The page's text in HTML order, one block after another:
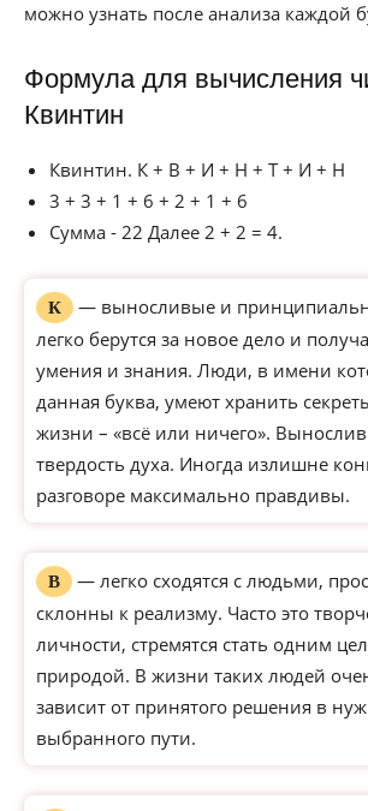
можно узнать после анализа каждой
Формула для вычисления
Квинтин
Квинтин. К + В + И + Н + Т + И + Н
3 + 3 + 1 + 6 + 2 + 1 + 6
Сумма - 22 Далее 2 + 2 = 4.
К
— выносливые и
легко берутся за новое дело и
умения и знания. Люди, в имени
данная буква, умеют хранить
жизни – «всё или ничего».
твердость духа. Иногда излишне
разговоре максимально правдивы.
В
— легко сходятся с людьми,
склонны к реализму. Часто это
личности, стремятся стать одним
природой. В жизни таких людей
зависит от принятого решения в
выбранного пути.